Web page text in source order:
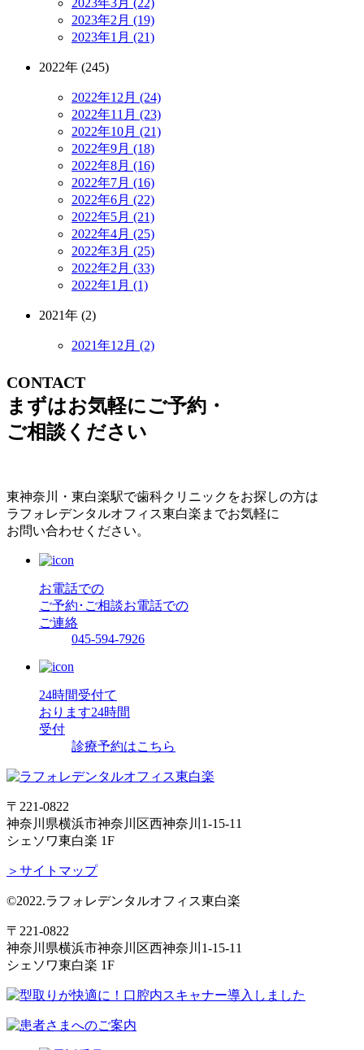
2023年3月 (22)
2023年2月 (19)
2023年1月 (21)
2022年 (245)
2022年12月 (24)
2022年11月 (23)
2022年10月 (21)
2022年9月 (18)
2022年8月 (16)
2022年7月 (16)
2022年6月 (22)
2022年5月 (21)
2022年4月 (25)
2022年3月 (25)
2022年2月 (33)
2022年1月 (1)
2021年 (2)
2021年12月 (2)
CONTACT
まずはお気軽にご予約・
ご相談ください
東神奈川・東白楽駅で歯科クリニックをお探しの方は
ラフォレデンタルオフィス東白楽までお気軽に
お問い合わせください。
お電話での
ご予約･ご相談お電話での
ご連絡
045-594-7926
24時間受付て
おります24時間
受付
診療予約はこちら
〒221-0822
神奈川県横浜市神奈川区西神奈川1-15-11
シェソワ東白楽 1F
＞サイトマップ
©2022.ラフォレデンタルオフィス東白楽
〒221-0822
神奈川県横浜市神奈川区西神奈川1-15-11
シェソワ東白楽 1F